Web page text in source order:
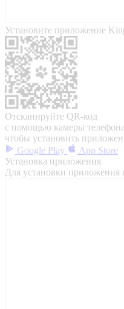
Установите приложение
Отсканируйте QR-код
с помощью камеры
чтобы установить
Google Play
App Store
Установка приложения
Для установки приложения